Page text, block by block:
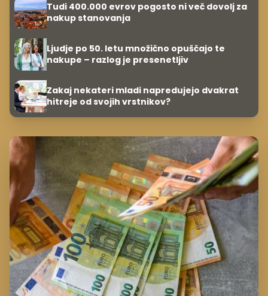
Tudi 400.000 evrov pogosto ni več dovolj za
nakup stanovanja
Ljudje po 50. letu množično opuščajo te
nakupe – razlog je presenetljiv
Zakaj nekateri mladi napredujejo dvakrat
hitreje od svojih vrstnikov?